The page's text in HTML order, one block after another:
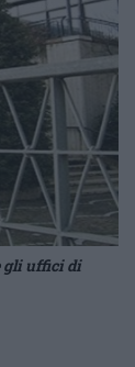
gli uffici di